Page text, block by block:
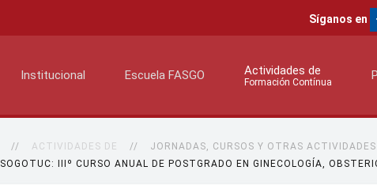
Síganos en
Institucional Escuela FASGO Actividades de
Formación Contínua
ACTIVIDADES DE
JORNADAS, CURSOS Y OTRAS ACTIVIDADES
SOGOTUC: IIIº CURSO ANUAL DE POSTGRADO EN GINECOLOGÍA,